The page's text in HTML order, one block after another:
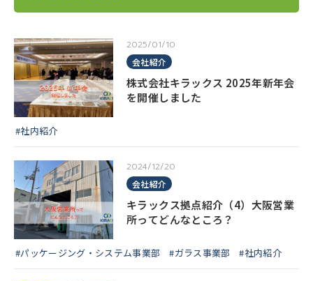
2025/01/10
会社紹介
株式会社キラックス 2025年新年会
を開催しました
#社内紹介
2024/12/20
会社紹介
キラックス拠点紹介（4）大阪営業
所ってどんなところ？
#パッケージング・システム事業部 #ガラス事業部 #社内紹介